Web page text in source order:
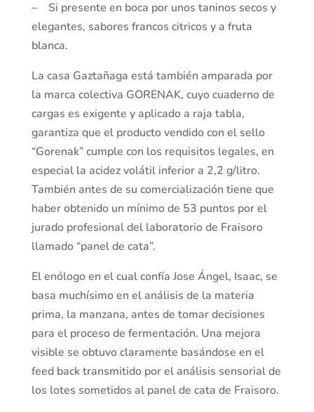
– Si presente en boca por unos taninos secos y
elegantes, sabores francos citricos y a fruta
blanca.
La casa Gaztañaga está también amparada por
la marca colectiva GORENAK, cuyo cuaderno de
cargas es exigente y aplicado a raja tabla,
garantiza que el producto vendido con el sello
“Gorenak” cumple con los requisitos legales, en
especial la acidez volátil inferior a 2,2 g/litro.
También antes de su comercialización tiene que
haber obtenido un mínimo de 53 puntos por el
jurado profesional del laboratorio de Fraisoro
llamado “panel de cata”.
El enólogo en el cual confía Jose Ángel, Isaac, se
basa muchísimo en el análisis de la materia
prima, la manzana, antes de tomar decisiones
para el proceso de fermentación. Una mejora
visible se obtuvo claramente basándose en el
feed back transmitido por el análisis sensorial de
los lotes sometidos al panel de cata de Fraisoro.